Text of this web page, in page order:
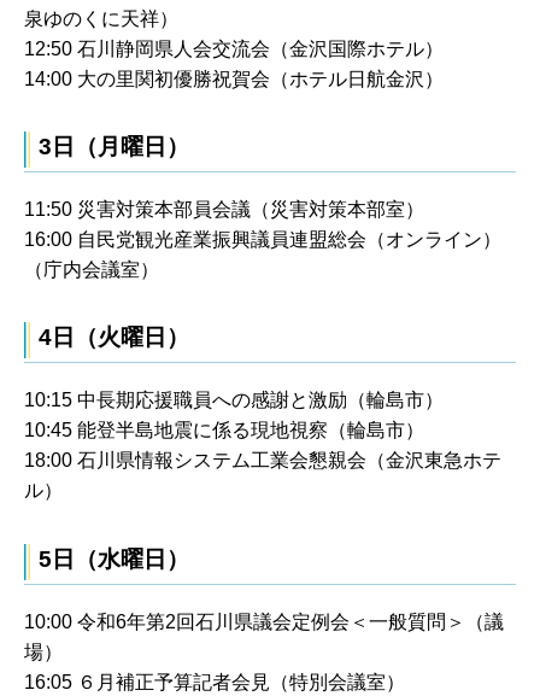
泉ゆのくに天祥）
12:50 石川静岡県人会交流会（金沢国際ホテル）
14:00 大の里関初優勝祝賀会（ホテル日航金沢）
3日（月曜日）
11:50 災害対策本部員会議（災害対策本部室）
16:00 自民党観光産業振興議員連盟総会（オンライン）
（庁内会議室）
4日（火曜日）
10:15 中長期応援職員への感謝と激励（輪島市）
10:45 能登半島地震に係る現地視察（輪島市）
18:00 石川県情報システム工業会懇親会（金沢東急ホテ
ル）
5日（水曜日）
10:00 令和6年第2回石川県議会定例会＜一般質問＞（議
場）
16:05 ６月補正予算記者会見（特別会議室）